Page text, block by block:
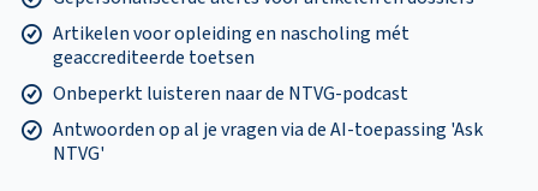
Artikelen voor opleiding en nascholing mét
geaccrediteerde toetsen
Onbeperkt luisteren naar de NTVG-podcast
Antwoorden op al je vragen via de AI-toepassing 'Ask
NTVG'